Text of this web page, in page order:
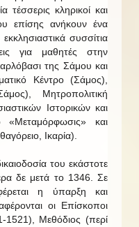
κληρικοί και
επίσης ανήκουν ένα
συσσίτια
για μαθητές στην
της Σάμου και
Κέντρο (Σάμος),
Μητροπολιτική
Ιστορικών και
«Μεταμόρφωσις» και
Ικαρία).
του εκάστοτε
δε μετά το 1346. Σε
η ύπαρξη και
οι Επίσκοποι
1521), Μεθόδιος (περί